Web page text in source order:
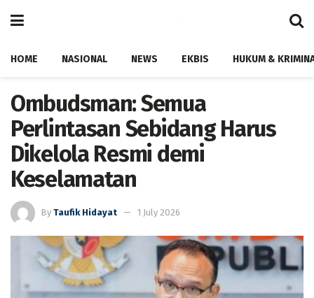
HOME NASIONAL NEWS EKBIS HUKUM &
Ombudsman: Semua
Perlintasan Sebidang Harus
Dikelola Resmi demi
Keselamatan
By Taufik Hidayat 1 July 2026